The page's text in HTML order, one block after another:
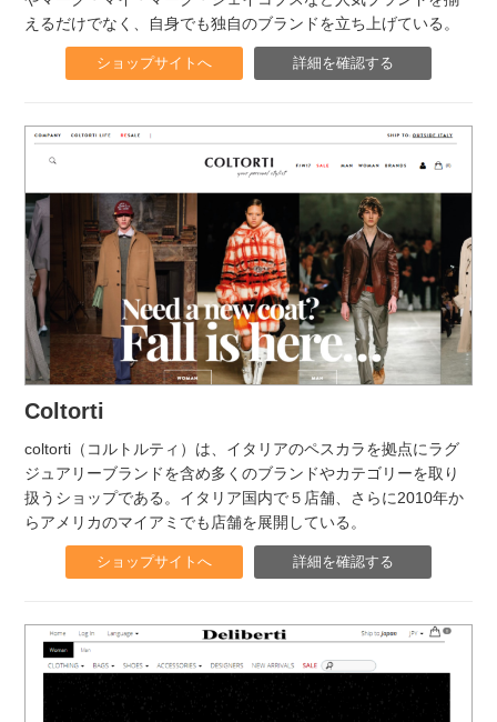
えるだけでなく、自身でも独自のブランドを立ち上げている。
ショップサイトへ 詳細を確認する
Coltorti
coltorti（コルトルティ）は、イタリアのペスカラを拠点にラグ
ジュアリーブランドを含め多くのブランドやカテゴリーを取り
扱うショップである。イタリア国内で５店舗、さらに2010年か
らアメリカのマイアミでも店舗を展開している。
ショップサイトへ 詳細を確認する